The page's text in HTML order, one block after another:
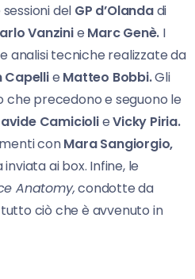
del GP d’Olandadi
Vanzinie Marc Genè. I
analisi tecniche realizzate da
Capellie Matteo Bobbi.Gli
precedono e seguono le
CamiciolieVicky Piria.
conMara Sangiorgio,
ai box. Infine, le
Anatomy,condotte da
ciò che è avvenuto in